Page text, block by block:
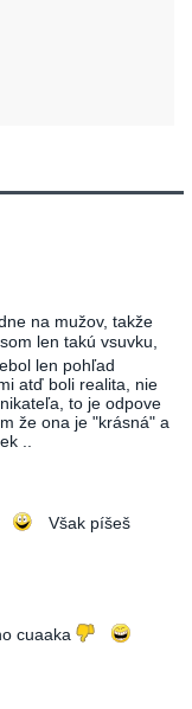
na mužov, takže
len takú vsuvku,
len pohľad
atď boli realita, nie
to je odpove
že ona je "krásná" a
..
Však píšeš
cuaaka